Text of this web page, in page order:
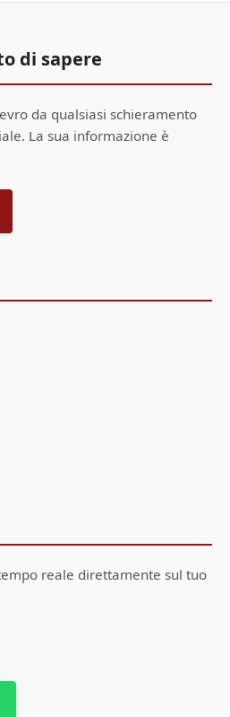
di sapere
da qualsiasi schieramento
La sua informazione è
reale direttamente sul tuo